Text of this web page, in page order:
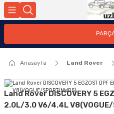
Geri Dön
Anasayfa Land Rover
Land Rover DISCOVERY 5
2.0L/3.0 V6/4.4L V8(VOGUE/